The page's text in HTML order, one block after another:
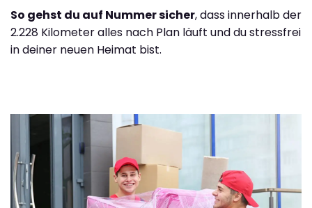
So gehst du auf Nummer sicher, dass innerhalb der
2.228 Kilometer alles nach Plan läuft und du stressfrei
in deiner neuen Heimat bist.